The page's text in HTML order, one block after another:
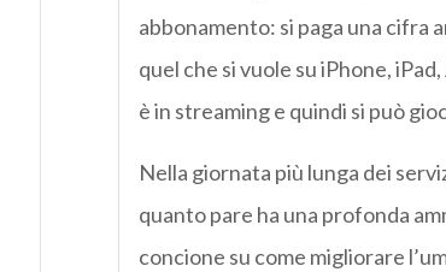
abbonamento: si paga una cifra
quel che si vuole su iPhone,
è in streaming e quindi si può
Nella giornata più lunga dei
quanto pare ha una profonda
concione su come migliorare